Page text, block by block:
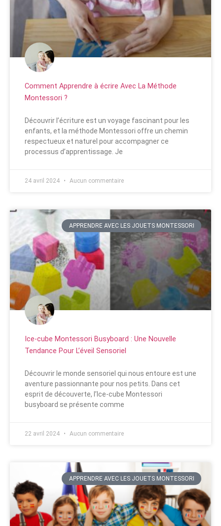
Comment Apprendre à écrire Avec La Méthode
Montessori ?
Découvrir l’écriture est un voyage fascinant pour les
enfants, et la méthode Montessori offre un chemin
respectueux et naturel pour accompagner ce
processus d’apprentissage. Je
24 avril 2024 Aucun commentaire
APPRENDRE AVEC LES JOUETS MONTESSORI
Ice-cube Montessori Busyboard : Une Nouvelle
Tendance Pour L’éveil Sensoriel
Découvrir le monde sensoriel qui nous entoure est une
aventure passionnante pour nos petits. Dans cet
esprit de découverte, l’Ice-cube Montessori
busyboard se présente comme
22 avril 2024 Aucun commentaire
APPRENDRE AVEC LES JOUETS MONTESSORI